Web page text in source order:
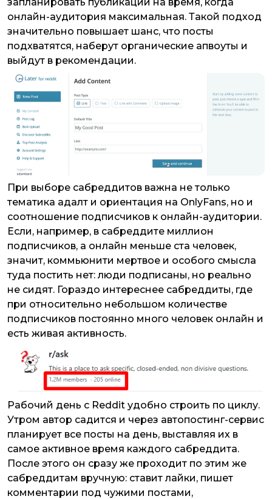
онлайн-аудитория максимальная. Такой подход
значительно повышает шанс, что посты
подхватятся, наберут органические апвоуты и
выйдут в рекомендации.
При выборе сабреддитов важна не только
тематика адалт и ориентация на OnlyFans, но и
соотношение подписчиков к онлайн-аудитории.
Если, например, в сабреддите миллион
подписчиков, а онлайн меньше ста человек,
значит, коммьюнити мертвое и особого смысла
туда постить нет: люди подписаны, но реально
не сидят. Гораздо интереснее сабреддиты, где
при относительно небольшом количестве
подписчиков постоянно много человек онлайн и
есть живая активность.
Рабочий день с Reddit удобно строить по циклу.
Утром автор садится и через автопостинг-сервис
планирует все посты на день, выставляя их в
самое активное время каждого сабреддита.
После этого он сразу же проходит по этим же
сабреддитам вручную: ставит лайки, пишет
комментарии под чужими постами,